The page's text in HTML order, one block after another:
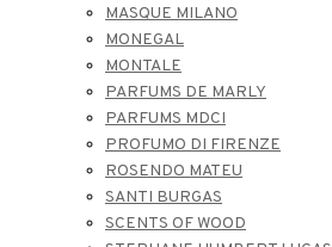
MASQUE MILANO
MONEGAL
MONTALE
PARFUMS DE MARLY
PARFUMS MDCI
PROFUMO DI FIRENZE
ROSENDO MATEU
SANTI BURGAS
SCENTS OF WOOD